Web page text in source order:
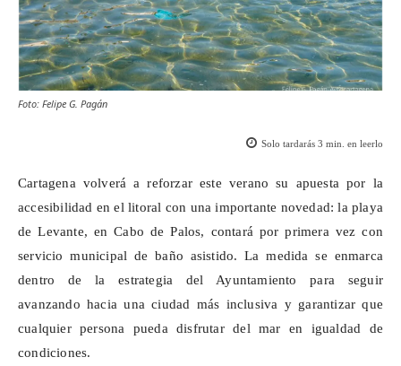
Foto: Felipe G. Pagán
Solo tardarás 3 min. en leerlo
Cartagena volverá a reforzar este verano su apuesta por la
accesibilidad en el litoral con una importante novedad: la playa
de Levante, en Cabo de Palos, contará por primera vez con
servicio municipal de baño asistido. La medidase enmarca
dentro de la estrategia del Ayuntamiento para seguir
avanzando hacia una ciudad más inclusiva y garantizar que
cualquier persona pueda disfrutar del mar en igualdad de
condiciones.